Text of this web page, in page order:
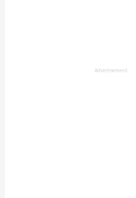
Advertisement